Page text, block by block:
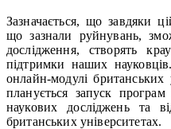
Зазначається, що завдяки
що зазнали руйнувань,
дослідження, створять
підтримки наших
онлайн-модулі британських
планується запуск
наукових досліджень та
британських університетах.